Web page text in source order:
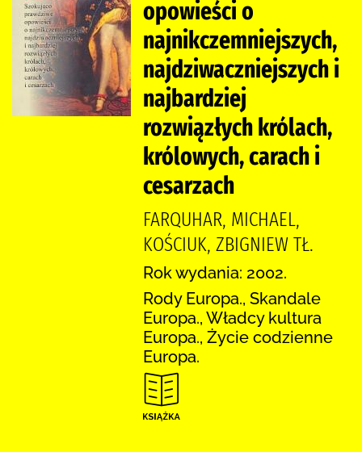
opowieści o
najnikczemniejszych,
najdziwaczniejszych i
najbardziej
rozwiązłych królach,
królowych, carach i
cesarzach
FARQUHAR, MICHAEL,
KOŚCIUK, ZBIGNIEW TŁ.
Rok wydania: 2002.
Rody Europa., Skandale
Europa., Władcy kultura
Europa., Życie codzienne
Europa.